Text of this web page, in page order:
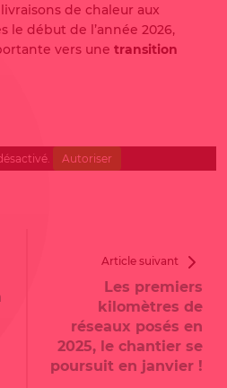
de chaleur aux
le début de l’année 2026,
vers une transition
Autoriser
Article suivant
Les premiers
kilomètres de
réseaux posés en
2025, le chantier se
poursuit en janvier !